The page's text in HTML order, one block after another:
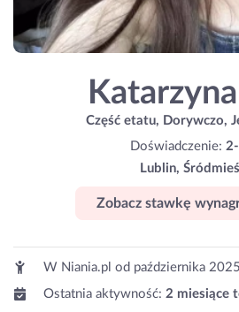
Część etatu, Dorywczo,
Doświadczenie:
Lublin,
Zobacz stawkę
W Niania.pl od października 2025
Ostatnia aktywność: 2 miesiące